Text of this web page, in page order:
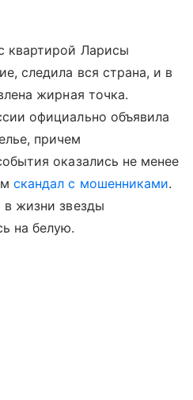
квартирой Ларисы
следила вся страна, и в
жирная точка.
официально объявила
причем
оказались не менее
скандал с мошенниками.
жизни звезды
на белую.